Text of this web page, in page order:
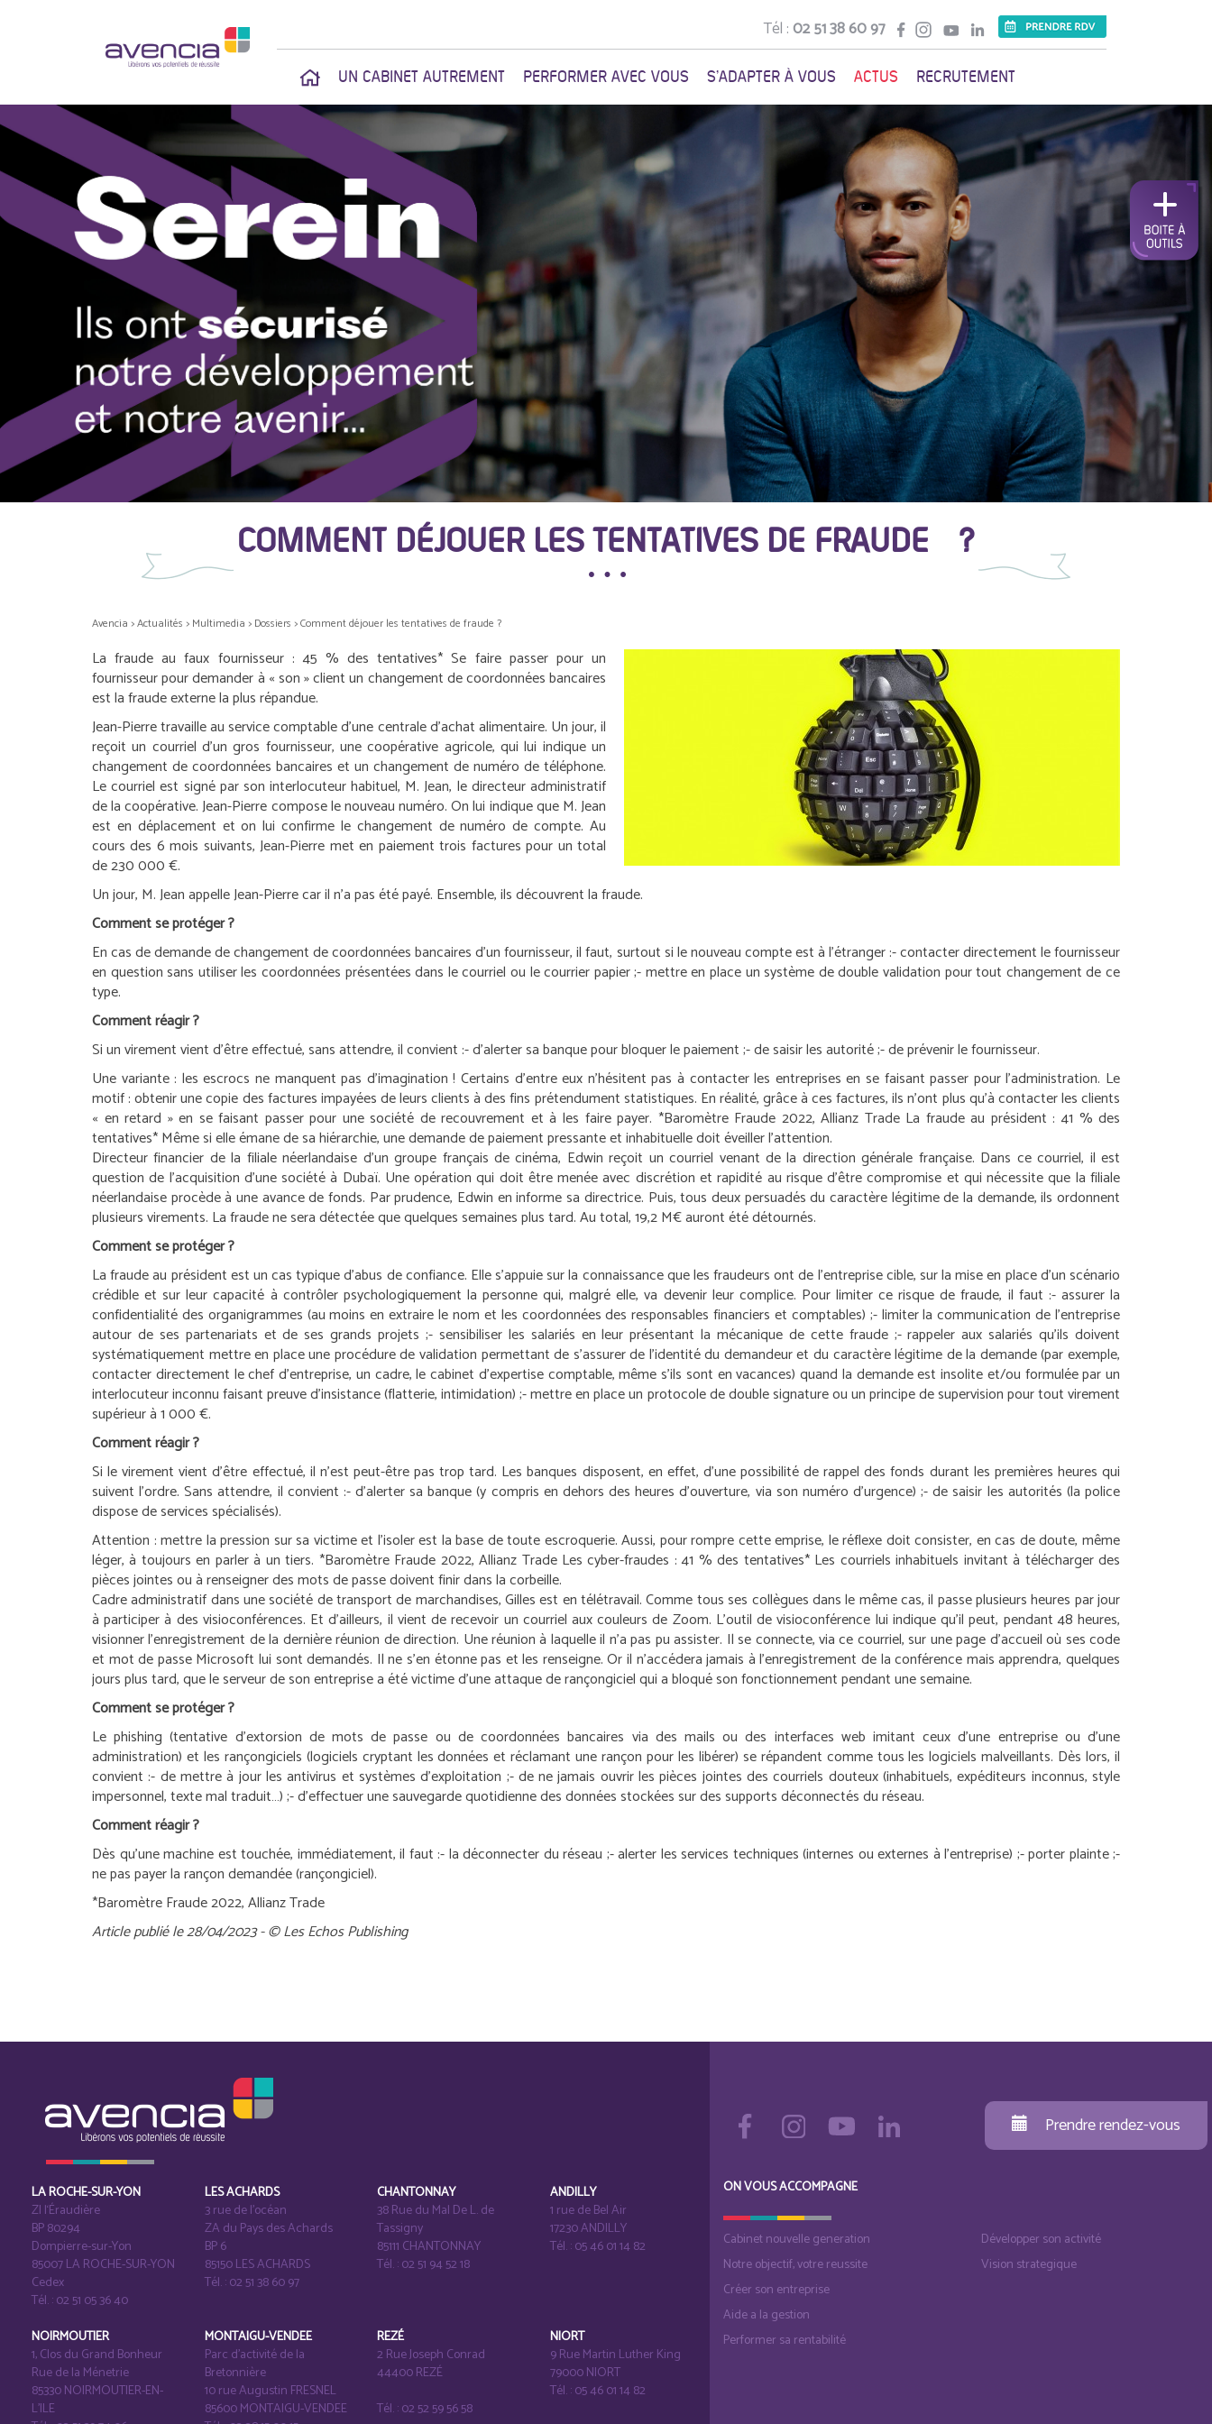
Tél :02 51 38 60 97
UN CABINET AUTREMENT PERFORMER AVEC VOUS S'ADAPTER À VOUS ACTUS RECRUTEMENT
COMMENT DÉJOUER LES TENTATIVES DE FRAUDE ?
Avencia >Actualités > Multimedia > Dossiers >Comment déjouer les tentatives de fraude ?
La fraude au faux fournisseur : 45 % des tentatives* Se faire passer pour un
fournisseur pour demander à « son » client un changement de coordonnées bancaires
est la fraude externe la plus répandue.
Jean-Pierre travaille au service comptable d’une centrale d’achat alimentaire. Un jour, il
reçoit un courriel d’un gros fournisseur, une coopérative agricole, qui lui indique un
changement de coordonnées bancaires et un changement de numéro de téléphone.
Le courriel est signé par son interlocuteur habituel, M. Jean, le directeur administratif
de la coopérative. Jean-Pierre compose le nouveau numéro. On lui indique que M. Jean
est en déplacement et on lui confirme le changement de numéro de compte. Au
cours des 6 mois suivants, Jean-Pierre met en paiement trois factures pour un total
de 230 000 €.
Un jour, M. Jean appelle Jean-Pierre car il n’a pas été payé. Ensemble, ils découvrent la fraude.
Comment se protéger ?
En cas de demande de changement de coordonnées bancaires d’un fournisseur, il faut, surtout si le nouveau compte est à l’étranger :- contacter directement le fournisseur
en question sans utiliser les coordonnées présentées dans le courriel ou le courrier papier ;- mettre en place un système de double validation pour tout changement de ce
type.
Comment réagir ?
Si un virement vient d’être effectué, sans attendre, il convient :- d’alerter sa banque pour bloquer le paiement ;- de saisir les autorité ;- de prévenir le fournisseur.
Une variante : les escrocs ne manquent pas d’imagination ! Certains d’entre eux n’hésitent pas à contacter les entreprises en se faisant passer pour l’administration. Le
motif : obtenir une copie des factures impayées de leurs clients à des fins prétendument statistiques. En réalité, grâce à ces factures, ils n’ont plus qu’à contacter les clients
« en retard » en se faisant passer pour une société de recouvrement et à les faire payer. *Baromètre Fraude 2022, Allianz Trade La fraude au président : 41 % des
tentatives*Même si elle émane de sa hiérarchie, une demande de paiement pressante et inhabituelle doit éveiller l’attention.
Directeur financier de la filiale néerlandaise d’un groupe français de cinéma, Edwin reçoit un courriel venant de la direction générale française. Dans ce courriel, il est
question de l’acquisition d’une société à Dubaï. Une opération qui doit être menée avec discrétion et rapidité au risque d’être compromise et qui nécessite que la filiale
néerlandaise procède à une avance de fonds. Par prudence, Edwin en informe sa directrice. Puis, tous deux persuadés du caractère légitime de la demande, ils ordonnent
plusieurs virements. La fraude ne sera détectée que quelques semaines plus tard. Au total, 19,2 M€ auront été détournés.
Comment se protéger ?
La fraude au président est un cas typique d’abus de confiance. Elle s’appuie sur la connaissance que les fraudeurs ont de l’entreprise cible, sur la mise en place d’un scénario
crédible et sur leur capacité à contrôler psychologiquement la personne qui, malgré elle, va devenir leur complice. Pour limiter ce risque de fraude, il faut :- assurer la
confidentialité des organigrammes (au moins en extraire le nom et les coordonnées des responsables financiers et comptables) ;- limiter la communication de l’entreprise
autour de ses partenariats et de ses grands projets ;- sensibiliser les salariés en leur présentant la mécanique de cette fraude ;- rappeler aux salariés qu’ils doivent
systématiquement mettre en place une procédure de validation permettant de s’assurer de l’identité du demandeur et du caractère légitime de la demande (par exemple,
contacter directement le chef d’entreprise, un cadre, le cabinet d’expertise comptable, même s’ils sont en vacances) quand la demande est insolite et/ou formulée par un
interlocuteur inconnu faisant preuve d’insistance (flatterie, intimidation) ;- mettre en place un protocole de double signature ou un principe de supervision pour tout virement
supérieur à 1 000 €.
Comment réagir ?
Si le virement vient d’être effectué, il n’est peut-être pas trop tard. Les banques disposent, en effet, d’une possibilité de rappel des fonds durant les premières heures qui
suivent l’ordre. Sans attendre, il convient :- d’alerter sa banque (y compris en dehors des heures d’ouverture, via son numéro d’urgence) ;- de saisir les autorités (la police
dispose de services spécialisés).
Attention :mettre la pression sur sa victime et l’isoler est la base de toute escroquerie. Aussi, pour rompre cette emprise, le réflexe doit consister, en cas de doute, même
léger, à toujours en parler à un tiers. *Baromètre Fraude 2022, Allianz Trade Les cyber-fraudes : 41 % des tentatives* Les courriels inhabituels invitant à télécharger des
pièces jointes ou à renseigner des mots de passe doivent finir dans la corbeille.
Cadre administratif dans une société de transport de marchandises, Gilles est en télétravail. Comme tous ses collègues dans le même cas, il passe plusieurs heures par jour
à participer à des visioconférences. Et d’ailleurs, il vient de recevoir un courriel aux couleurs de Zoom. L’outil de visioconférence lui indique qu’il peut, pendant 48 heures,
visionner l’enregistrement de la dernière réunion de direction. Une réunion à laquelle il n’a pas pu assister. Il se connecte, via ce courriel, sur une page d’accueil où ses code
et mot de passe Microsoft lui sont demandés. Il ne s’en étonne pas et les renseigne. Or il n’accédera jamais à l’enregistrement de la conférence mais apprendra, quelques
jours plus tard, que le serveur de son entreprise a été victime d’une attaque de rançongiciel qui a bloqué son fonctionnement pendant une semaine.
Comment se protéger ?
Le phishing (tentative d’extorsion de mots de passe ou de coordonnées bancaires via des mails ou des interfaces web imitant ceux d’une entreprise ou d’une
administration) et les rançongiciels (logiciels cryptant les données et réclamant une rançon pour les libérer) se répandent comme tous les logiciels malveillants. Dès lors, il
convient :- de mettre à jour les antivirus et systèmes d’exploitation ;- de ne jamais ouvrir les pièces jointes des courriels douteux (inhabituels, expéditeurs inconnus, style
impersonnel, texte mal traduit…) ;- d’effectuer une sauvegarde quotidienne des données stockées sur des supports déconnectés du réseau.
Comment réagir ?
Dès qu’une machine est touchée, immédiatement, il faut :- la déconnecter du réseau ;- alerter les services techniques (internes ou externes à l’entreprise) ;- porter plainte ;-
ne pas payer la rançon demandée (rançongiciel).
*Baromètre Fraude 2022, Allianz Trade
Article publié le 28/04/2023 - © Les Echos Publishing
LA ROCHE-SUR-YON
ZI l‘Éraudière
BP 80294
Dompierre-sur-Yon
85007 LA ROCHE-SUR-YON
Cedex
Tél. : 02 51 05 36 40
LES ACHARDS
3 rue de l’océan
ZA du Pays des Achards
BP 6
85150 LES ACHARDS
Tél. : 02 51 38 60 97
CHANTONNAY
38 Rue du Mal De L. de
Tassigny
85111 CHANTONNAY
Tél. : 02 51 94 52 18
ANDILLY
1 rue de Bel Air
17230 ANDILLY
Tél. : 05 46 01 14 82
NOIRMOUTIER
1, Clos du Grand Bonheur
Rue de la Ménetrie
85330 NOIRMOUTIER-EN-
L'ILE
MONTAIGU-VENDEE
Parc d’activité de la
Bretonnière
10 rue Augustin FRESNEL
85600 MONTAIGU-VENDEE
REZÉ
2 Rue Joseph Conrad
44400 REZÉ
Tél. : 02 52 59 56 58
NIORT
9 Rue Martin Luther King
79000 NIORT
Tél. : 05 46 01 14 82
Prendre rendez-vous
ON VOUS ACCOMPAGNE
Cabinet nouvelle generation
Notre objectif, votre reussite
Créer son entreprise
Aide a la gestion
Performer sa rentabilité
Développer son activité
Vision strategique